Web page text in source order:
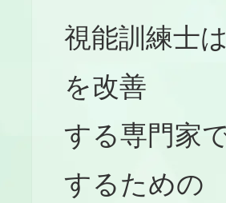
視能訓練士
を改善
する専門家
するための